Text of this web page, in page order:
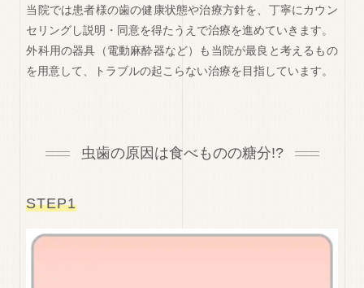
当院では患者様の歯の健康状態や治療方針を、丁寧にカウン
セリングし説明・同意を得たうえで治療を進めていきます。
外科用の器具（電動麻酔器など）も当院が最良と考えるもの
を用意して、トラブルの起こらない治療を目指しています。
虫歯の原因は食べものの糖分!?
STEP1